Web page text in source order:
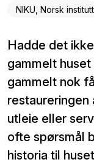
NIKU, Norsk
Hadde det
gammelt
gammelt nok
restaureringen
utleie eller
ofte spørsmål
historia til